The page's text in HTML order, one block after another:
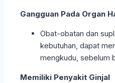
Gangguan Pada Organ
Obat-obatan dan
kebutuhan, dapat
mengkudu, sebelum
Memiliki Penyakit Ginjal